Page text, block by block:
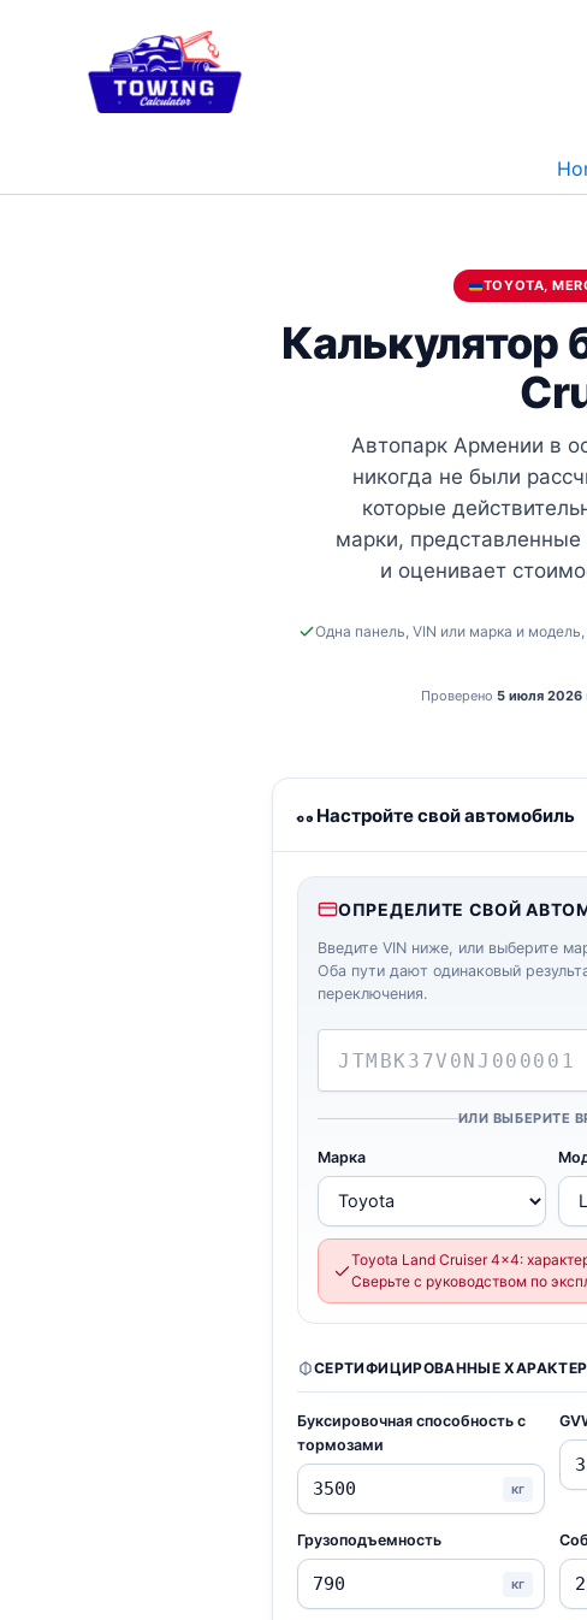
TOYOTA,
Калькулятор
Автопарк Армении в
никогда не были
которые
марки,
и оценивает
Одна панель, VIN или марка и
Проверено 5 июля 2026
Калькулятор буксировки и
Настройте свой автомобиль
ОПРЕДЕЛИТЕ СВОЙ
Введите VIN ниже, или выберите
Оба пути дают одинаковый
переключения.
ИЛИ ВЫБЕРИТЕ
Марка
Toyota Land Cruiser 4x4:
Сверьте с руководством по
СЕРТИФИЦИРОВАННЫЕ
Буксировочная способность с
тормозами
кг
Грузоподъемность
кг